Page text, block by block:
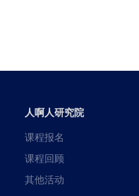
人啊人研究院
课程报名
课程回顾
其他活动